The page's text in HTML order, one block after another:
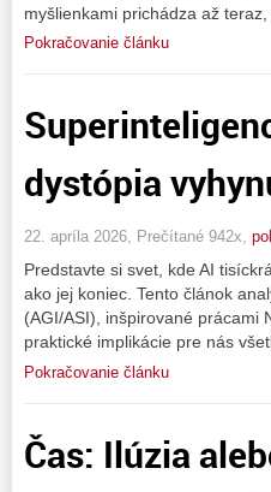
myšlienkami prichádza až
Pokračovanie článku
dystópia
22. apríla 2026, Prečítané 942x,
Predstavte si svet, kde AI
ako jej koniec. Tento článok
(AGI/ASI), inšpirované prácami
praktické implikácie pre nás
Pokračovanie článku
Čas: Ilúzia